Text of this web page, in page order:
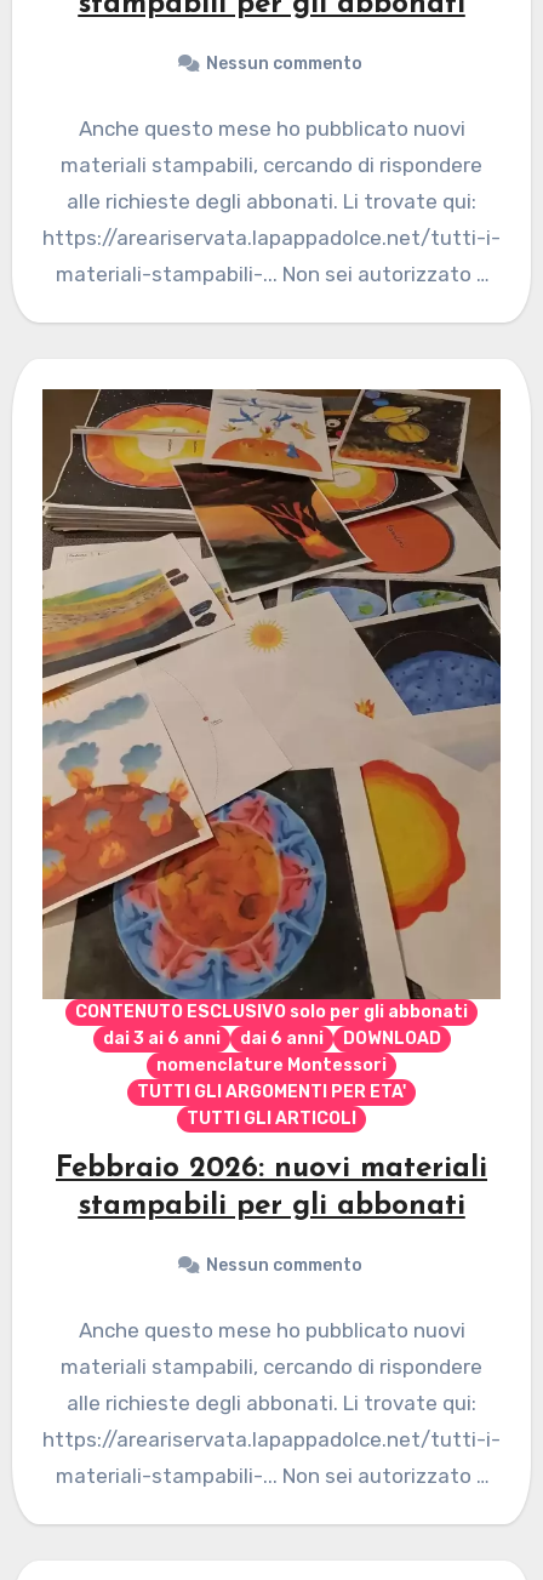
Nessun commento
Anche questo mese ho pubblicato nuovi
materiali stampabili, cercando di rispondere
alle richieste degli abbonati. Li trovate qui:
https://areariservata.lapappadolce.net/tutti-i-
materiali-stampabili-... Non sei autorizzato a
CONTENUTO ESCLUSIVO solo per gli abbonati
dai 3 ai 6 anni
dai 6 anni
DOWNLOAD
nomenclature Montessori
TUTTI GLI ARGOMENTI PER ETA'
TUTTI GLI ARTICOLI
Febbraio 2026: nuovi materiali
stampabili per gli abbonati
Nessun commento
Anche questo mese ho pubblicato nuovi
materiali stampabili, cercando di rispondere
alle richieste degli abbonati. Li trovate qui:
https://areariservata.lapappadolce.net/tutti-i-
materiali-stampabili-... Non sei autorizzato a